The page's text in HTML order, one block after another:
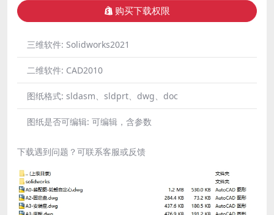
购买下载权限
三维软件: Solidworks2021
二维软件: CAD2010
图纸格式: sldasm、sldprt、dwg、doc
图纸是否可编辑: 可编辑，含参数
下载遇到问题？可联系客服或反馈